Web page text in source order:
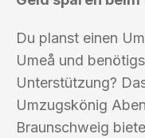
Du planst einen
Umeå und
Unterstützung?
Umzugskönig
Braunschweig